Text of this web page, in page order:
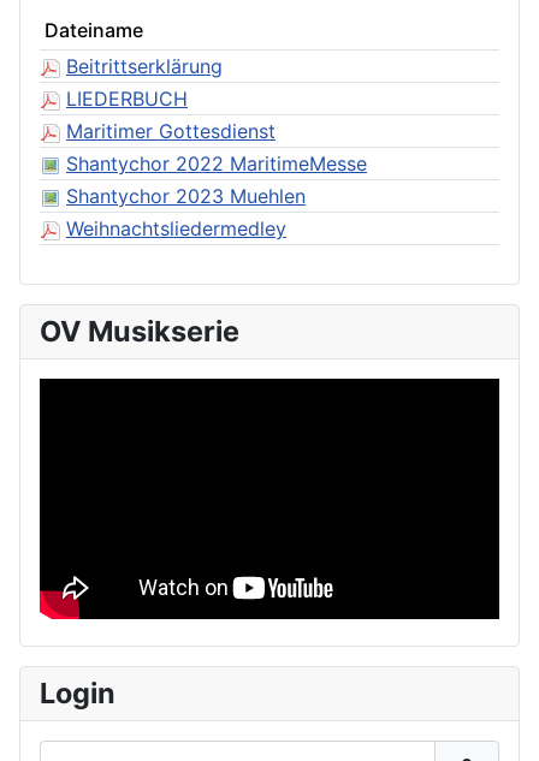
Dateiname
Beitrittserklärung
LIEDERBUCH
Maritimer Gottesdienst
Shantychor 2022 MaritimeMesse
Shantychor 2023 Muehlen
Weihnachtsliedermedley
OV Musikserie
Login